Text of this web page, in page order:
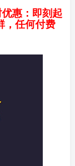
惠：即刻起
，任何付费